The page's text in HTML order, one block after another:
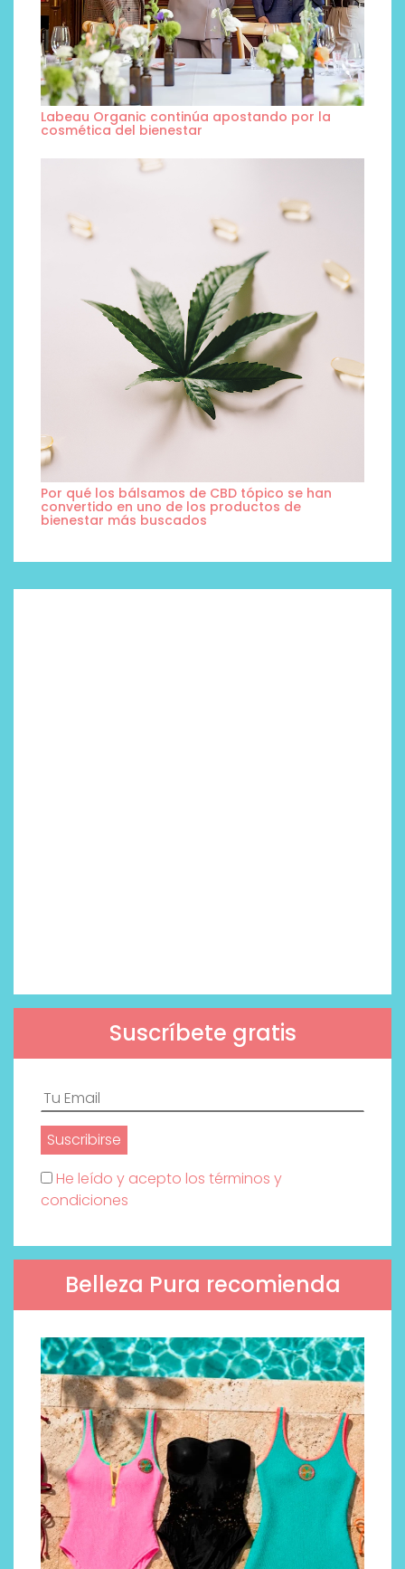
Labeau Organic continúa apostando por la
cosmética del bienestar
Por qué los bálsamos de CBD tópico se han
convertido en uno de los productos de
bienestar más buscados
Suscríbete gratis
He leído y acepto los términos y
condiciones
Belleza Pura recomienda